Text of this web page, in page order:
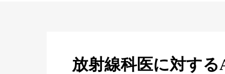
放射線科医に対す